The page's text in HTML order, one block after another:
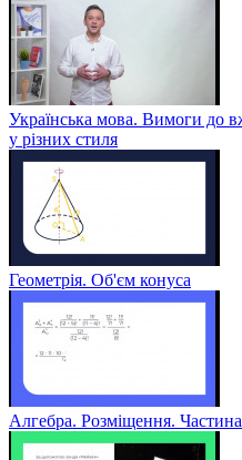
Українська мова. Вимоги до
у різних стиля
Геометрія. Об'єм конуса
Алгебра. Розміщення.